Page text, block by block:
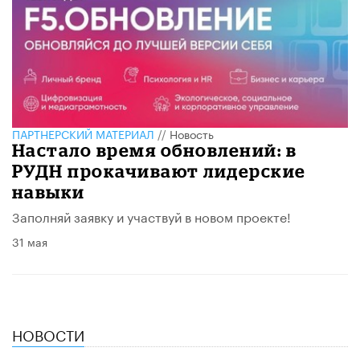
ПАРТНЕРСКИЙ МАТЕРИАЛ//Новость
Настало время обновлений: в
РУДН прокачивают лидерские
навыки
Заполняй заявку и участвуй в новом проекте!
31 мая
НОВОСТИ